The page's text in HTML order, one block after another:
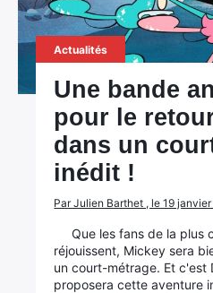
Actualités
Une bande
pour le
dans un
inédit !
Par Julien Barthet , le 19
Que les fans de la plus
réjouissent, Mickey sera
un court-métrage. Et c'est
proposera cette aventure